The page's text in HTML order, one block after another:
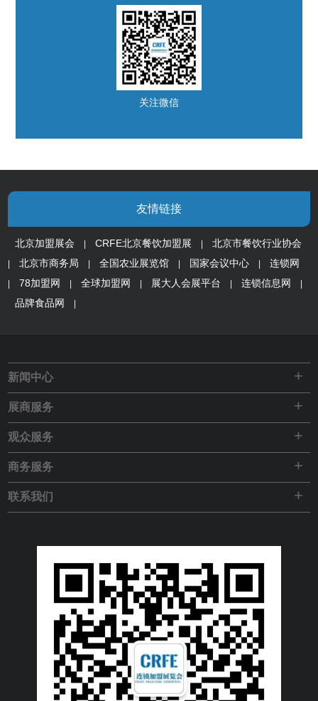
关注微信
友情链接
北京加盟展会 | CRFE北京餐饮加盟展 | 北京市餐饮行业协会
| 北京市商务局 | 全国农业展览馆 | 国家会议中心 | 连锁网
| 78加盟网 | 全球加盟网 | 展大人会展平台 | 连锁信息网 |
品牌食品网 |
新闻中心 +
展商服务 +
观众服务 +
商务服务 +
联系我们 +